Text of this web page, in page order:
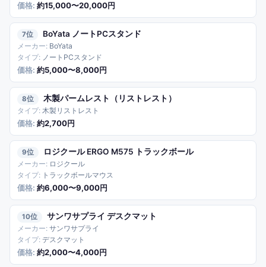
約15,000〜20,000円
7 BoYata ノートPCスタンド
BoYata
ノートPCスタンド
約5,000〜8,000円
8 木製パームレスト（リストレスト）
木製リストレスト
約2,700円
9 ロジクール ERGO M575 トラックボール
ロジクール
トラックボールマウス
約6,000〜9,000円
10 サンワサプライ デスクマット
サンワサプライ
デスクマット
約2,000〜4,000円